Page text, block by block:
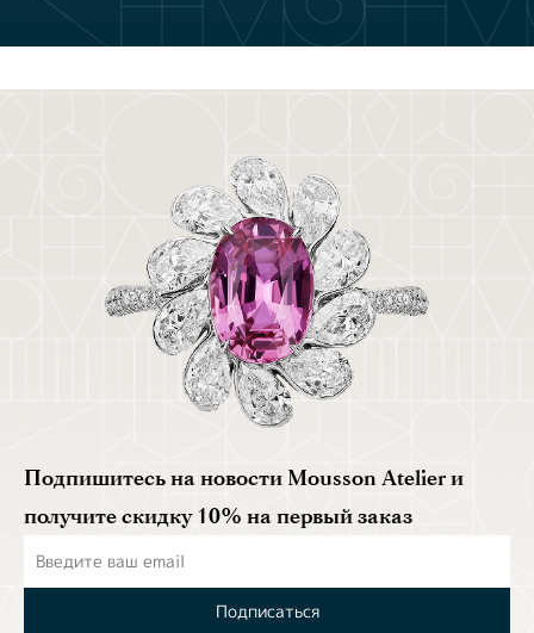
Подпишитесь на новости Mousson Atelier и
получите скидку 10% на первый заказ
Подписаться